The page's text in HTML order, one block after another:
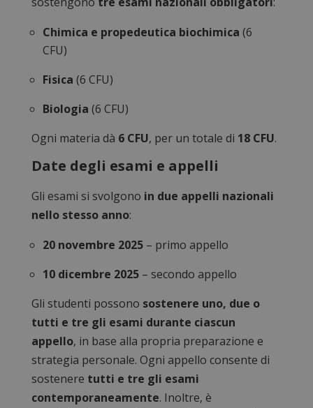
Chimica e propedeutica biochimica (6
CFU)
Fisica (6 CFU)
Biologia (6 CFU)
Ogni materia dà 6 CFU, per un totale di 18 CFU.
Date degli esami e appelli
Gli esami si svolgono in due appelli nazionali
nello stesso anno:
20 novembre 2025– primo appello
10 dicembre 2025– secondo appello
Gli studenti possono sostenere uno, due o
tutti e tre gli esami durante ciascun
appello, in base alla propria preparazione e
strategia personale. Ogni appello consente di
sostenere tutti e tre gli esami
contemporaneamente. Inoltre, è